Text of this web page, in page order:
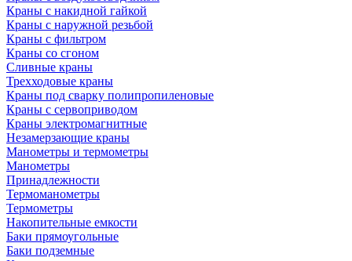
Краны с накидной гайкой
Краны с наружной резьбой
Краны с фильтром
Краны со сгоном
Сливные краны
Трехходовые краны
Краны под сварку полипропиленовые
Краны с сервоприводом
Краны электромагнитные
Незамерзающие краны
Манометры и термометры
Манометры
Принадлежности
Термоманометры
Термометры
Накопительные емкости
Баки прямоугольные
Баки подземные